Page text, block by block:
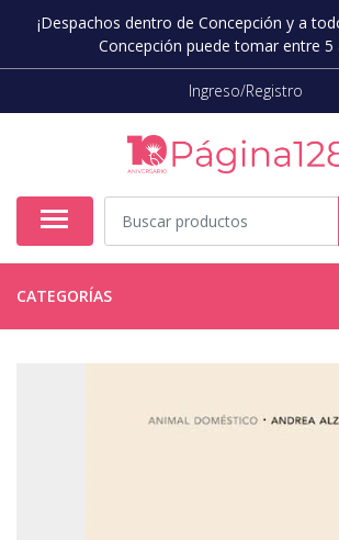
¡Despachos dentro de Concepción y a
Concepción puede tomar entre 5
Ingreso/Registro
CATEGORÍAS